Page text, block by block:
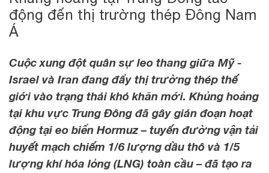
động đến thị trường thép Đông Nam
Á
Cuộc xung đột quân sự leo thang giữa Mỹ -
Israel và Iran đang đẩy thị trường thép thế
giới vào trạng thái khó khăn mới. Khủng hoảng
tại khu vực Trung Đông đã gây gián đoạn hoạt
động tại eo biển Hormuz – tuyến đường vận tải
huyết mạch chiếm 1/6 lượng dầu thô và 1/5
lượng khí hóa lỏng (LNG) toàn cầu – đã tạo ra